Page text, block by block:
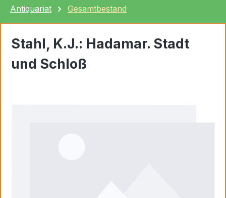
Antiquariat Gesamtbestand
Stahl, K.J.: Hadamar. Stadt
und Schloß